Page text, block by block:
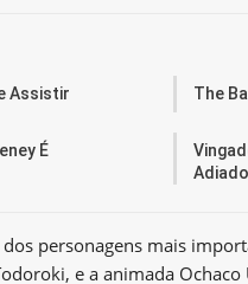
Assistir The
É
personagens mais
e a animada